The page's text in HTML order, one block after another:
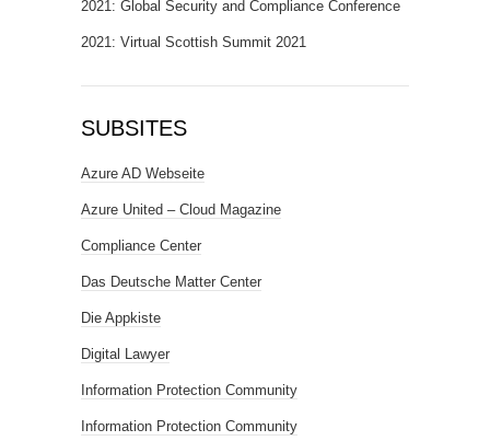
2021: Global Security and Compliance Conference
2021: Virtual Scottish Summit 2021
SUBSITES
Azure AD Webseite
Azure United – Cloud Magazine
Compliance Center
Das Deutsche Matter Center
Die Appkiste
Digital Lawyer
Information Protection Community
Information Protection Community